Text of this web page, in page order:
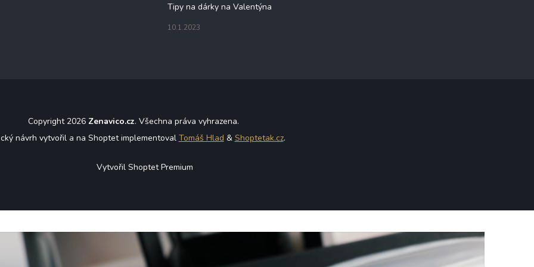
Tipy na dárky na Valentýna
10.1.2023
Copyright 2026 Zenavico.cz. Všechna práva vyhrazena.
návrh vytvořil a na Shoptet implementoval Tomáš Hlad & Shoptetak.cz.
Vytvořil Shoptet Premium